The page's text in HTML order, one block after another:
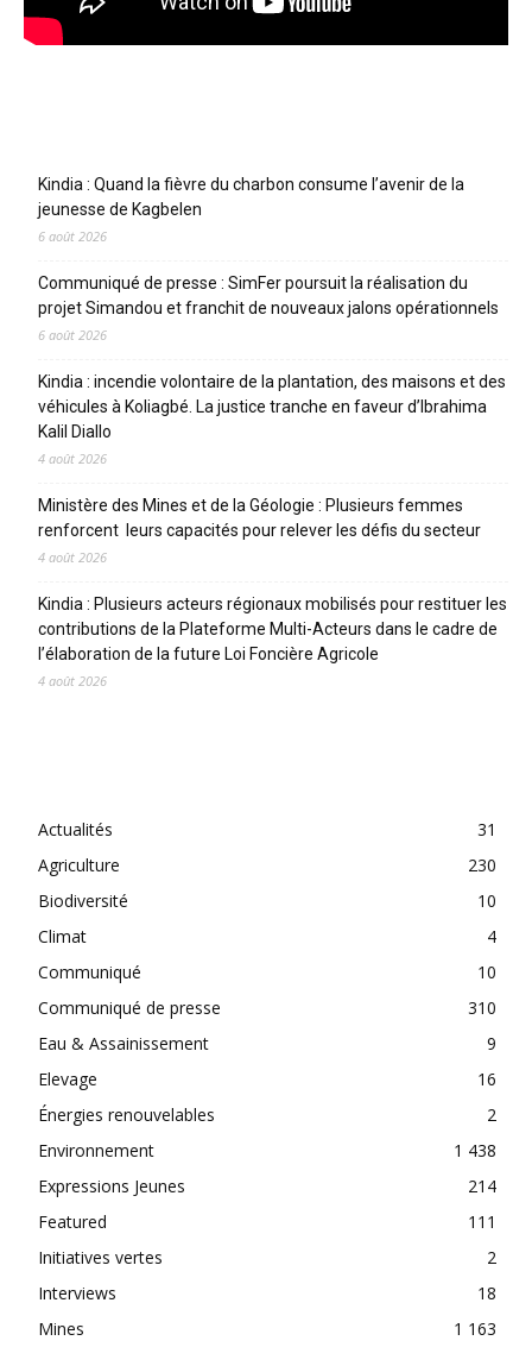
Kindia : Quand la fièvre du charbon consume l’avenir de la
jeunesse de Kagbelen
6 août 2026
Communiqué de presse : SimFer poursuit la réalisation du
projet Simandou et franchit de nouveaux jalons opérationnels
6 août 2026
Kindia : incendie volontaire de la plantation, des maisons et des
véhicules à Koliagbé. La justice tranche en faveur d’Ibrahima
Kalil Diallo
4 août 2026
Ministère des Mines et de la Géologie : Plusieurs femmes
renforcent leurs capacités pour relever les défis du secteur
4 août 2026
Kindia : Plusieurs acteurs régionaux mobilisés pour restituer les
contributions de la Plateforme Multi-Acteurs dans le cadre de
l’élaboration de la future Loi Foncière Agricole
4 août 2026
Actualités
31
Agriculture
230
Biodiversité
10
Climat
4
Communiqué
10
Communiqué de presse
310
Eau & Assainissement
9
Elevage
16
Énergies renouvelables
2
Environnement
1 438
Expressions Jeunes
214
Featured
111
Initiatives vertes
2
Interviews
18
Mines
1 163